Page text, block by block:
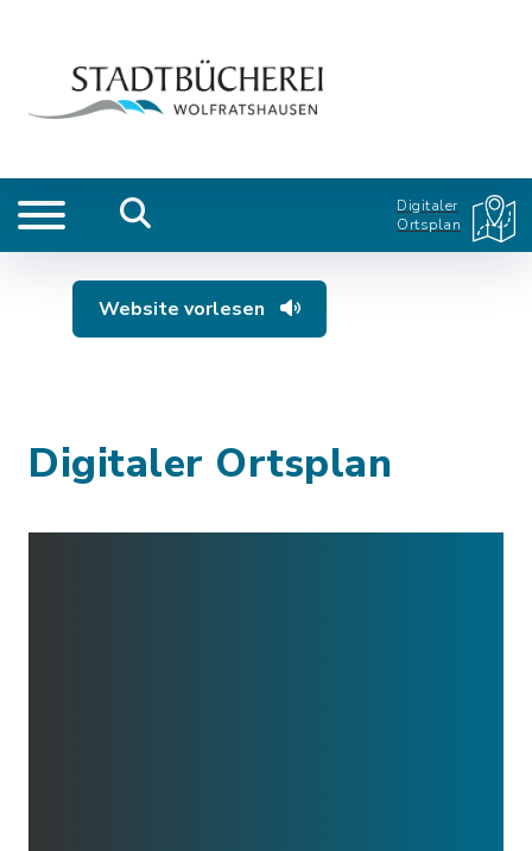
Digitaler
Ortsplan
Website vorlesen
Digitaler Ortsplan